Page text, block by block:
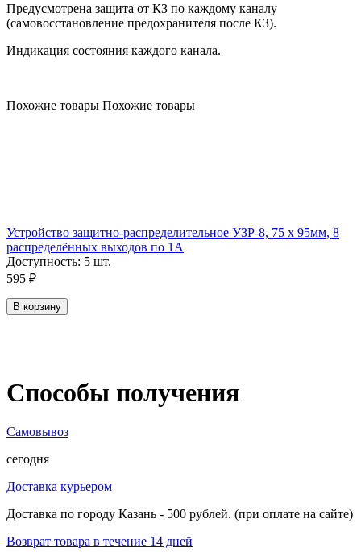
Предусмотрена защита от КЗ по каждому каналу
(самовосстановление предохранителя после КЗ).
Индикация состояния каждого канала.
Похожие товары Похожие товары
Устройство защитно-распределительное УЗР-8, 75 х 95мм, 8
распределённых выходов по 1А
Доступность: 5 шт.
595 ₽
В корзину
Способы получения
Самовывоз
сегодня
Доставка курьером
Доставка по городу Казань - 500 рублей. (при оплате на сайте)
Возврат товара в течение 14 дней